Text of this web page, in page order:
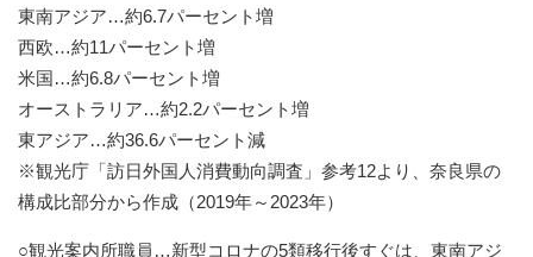
東南アジア…約6.7パーセント増
西欧…約11パーセント増
米国…約6.8パーセント増
オーストラリア…約2.2パーセント増
東アジア…約36.6パーセント減
※​観光庁「訪日外国人消費動向調査」参考12より、奈良県の
構成比部分から作成（2019年～2023年）
○観光案内所職員…新型コロナの5類移行後すぐは、東南アジ